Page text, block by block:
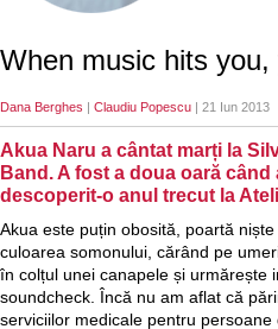
When music hits
Dana Berghes | Claudiu Popescu | 21 Iun 2013
Akua Naru a cântat marți la
Band. A fost a doua oară
descoperit-o anul trecut la
Akua este puțin obosită, poartă
culoarea somonului, cărând pe
în colțul unei canapele și urmărește
soundcheck. Încă nu am aflat că
serviciilor medicale pentru